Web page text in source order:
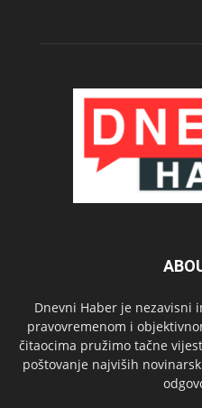
Dnevni Haber je nezavisni
pravovremenom i
čitaocima pružimo tačne
poštovanje najviših